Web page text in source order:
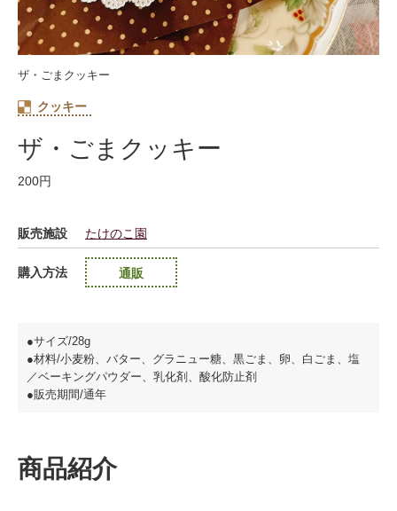
ザ・ごまクッキー
クッキー
ザ・ごまクッキー
200円
販売施設 たけのこ園
購入方法 通販
●サイズ/28g
●材料/小麦粉、バター、グラニュー糖、黒ごま、卵、白ごま、塩
／ベーキングパウダー、乳化剤、酸化防止剤
●販売期間/通年
商品紹介